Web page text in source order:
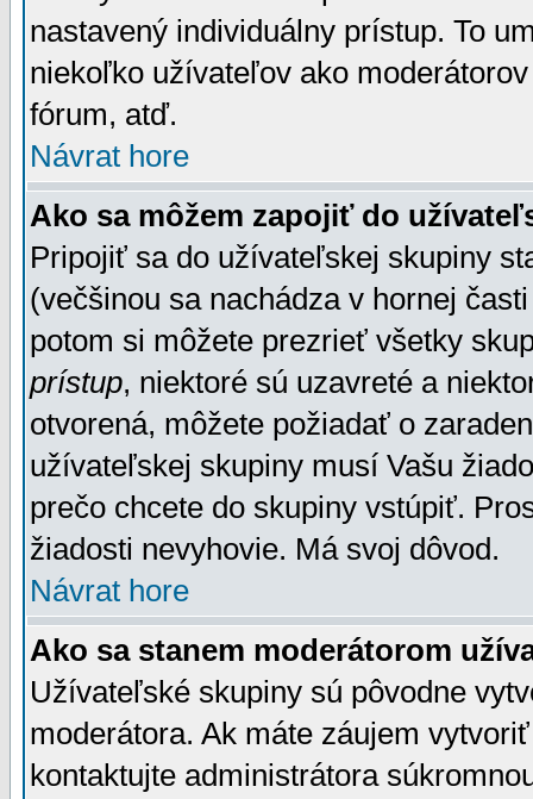
nastavený individuálny prístup. To
niekoľko užívateľov ako
fórum, atď.
Návrat hore
Ako sa môžem zapojiť do
Pripojiť sa do užívateľskej skupiny
(večšinou sa nachádza v hornej
potom si môžete prezrieť všetky
prístup, niektoré sú uzavreté a
otvorená, môžete požiadať o
užívateľskej skupiny musí Vašu
prečo chcete do skupiny vstúpiť.
žiadosti nevyhovie. Má svoj dôvod.
Návrat hore
Ako sa stanem moderátorom
Užívateľské skupiny sú pôvodne
moderátora. Ak máte záujem
kontaktujte administrátora